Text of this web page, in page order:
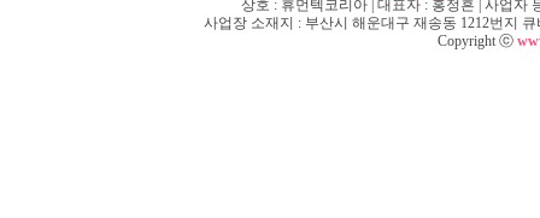
상호 : 휴먼텍코리아 | 대표자 : 홍정흔 | 사업자
사업장 소재지 : 부산시 해운대구 재송동 1212번지 큐
Copyright ⓒ